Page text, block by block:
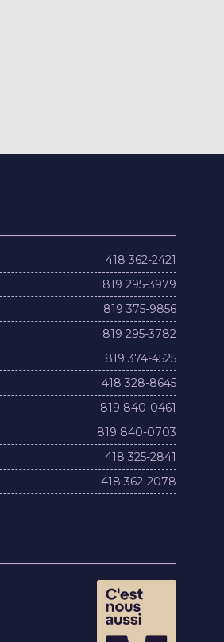
418 362-2421
819 295-3979
819 375-9856
819 295-3782
819 374-4525
418 328-8645
819 840-0461
819 840-0703
418 325-2841
418 362-2078